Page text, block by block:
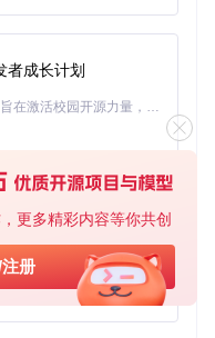
更多精彩内容等你共创
册
验的用户
持久度
者成长计划
「源启盛夏」暑期校园开发者成长计划旨在激活校园开源力量，通过积分激励、认证扶持、资源倾斜等形式，引导高校组织和开发者完成「入驻 — 建项目 — 做贡献 — 获认证 — 得资源」的完整闭环。无论你是想带领社团入驻平台的组织者，还是希望用代码贡献证明自己的开发者，都能在这里找到属于你的成长路径。
基于Python的Xiaozhi AI，适用于想要完整Xiaozhi体验而无需拥有专用硬件的用户。